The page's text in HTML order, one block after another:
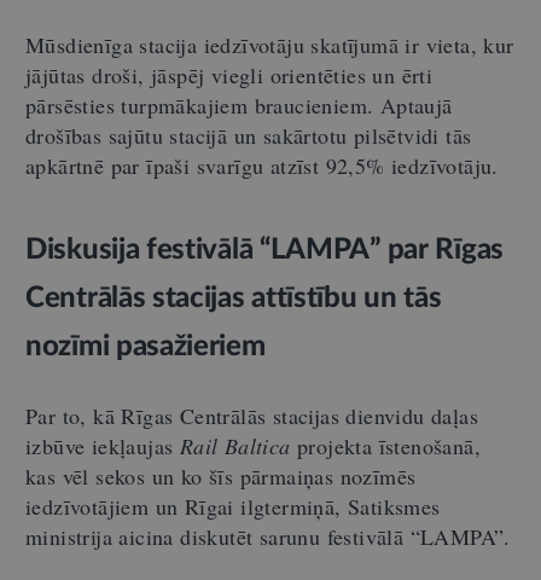
Mūsdienīga stacija iedzīvotāju skatījumā ir vieta, kur
jājūtas droši, jāspēj viegli orientēties un ērti
pārsēsties turpmākajiem braucieniem. Aptaujā
drošības sajūtu stacijā un sakārtotu pilsētvidi tās
apkārtnē par īpaši svarīgu atzīst 92,5% iedzīvotāju.
Diskusija festivālā “LAMPA” par Rīgas
Centrālās stacijas attīstību un tās
nozīmi pasažieriem
Par to, kā Rīgas Centrālās stacijas dienvidu daļas
izbūve iekļaujas Rail Baltica projekta īstenošanā,
kas vēl sekos un ko šīs pārmaiņas nozīmēs
iedzīvotājiem un Rīgai ilgtermiņā, Satiksmes
ministrija aicina diskutēt sarunu festivālā “LAMPA”.